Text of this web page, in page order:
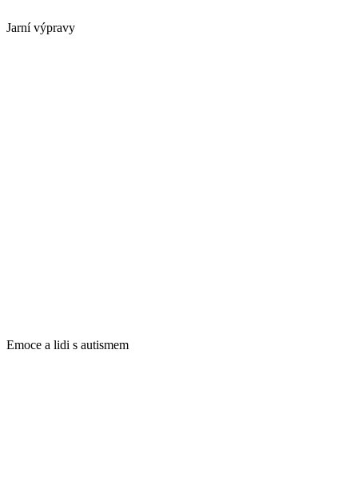
Jarní výpravy
Emoce a lidi s autismem